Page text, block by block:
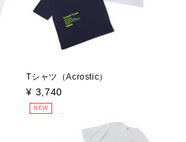
Tシャツ（Acrostic）
¥ 3,740
NEW